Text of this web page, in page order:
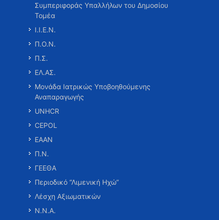
Συμπεριφοράς Υπαλλήλων του Δημοσίου
Τομέα
Ι.Ι.Ε.Ν.
Π.Ο.Ν.
Π.Σ.
ΕΛ.ΑΣ.
Μονάδα Ιατρικώς Υποβοηθούμενης
Αναπαραγωγής
UNHCR
CEPOL
ΕΑΑΝ
Π.Ν.
ΓΕΕΘΑ
Περιοδικό “Λιμενική Ηχώ”
Λέσχη Αξιωματικών
Ν.Ν.Α.